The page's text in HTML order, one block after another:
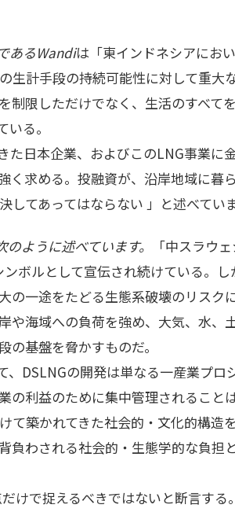
あるWandiは「東インドネシアにお
生計手段の持続可能性に対して重大
制限しただけでなく、生活のすべて
る。
た日本企業、およびこのLNG事業に
く求める。投融資が、沿岸地域に暮
てあってはならない 」と述べていま
ように述べています。
「中スラウ
ボルとして宣伝され続けている。し
の一途をたどる生態系破壊のリスク
や海域への負荷を強め、大気、水、
基盤を脅かすものだ。
DSLNGの開発は単なる一産業プロ
の利益のために集中管理されること
て築かれてきた社会的・文化的構造
負わされる社会的・生態学的な負担
けで捉えるべきではないと断言する